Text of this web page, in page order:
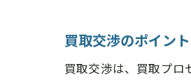
買取交渉のポイント
買取交渉は、買取プロ